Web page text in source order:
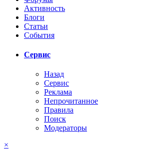
Активность
Блоги
Статьи
События
Сервис
Назад
Сервис
Реклама
Непрочитанное
Правила
Поиск
Модераторы
×